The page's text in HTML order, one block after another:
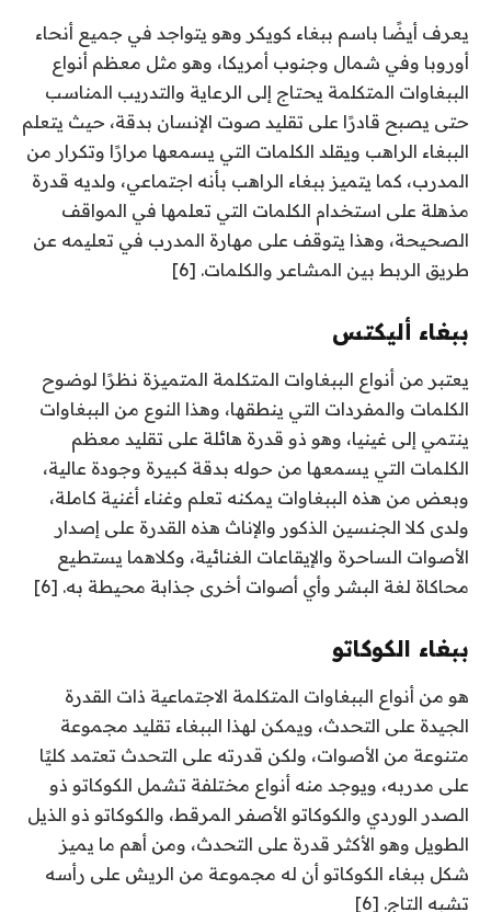
يعرف أيضًا باسم ببغاء كويكر وهو يتواجد في جميع أنحاء
أوروبا وفي شمال وجنوب أمريكا، وهو مثل معظم أنواع
الببغاوات المتكلمة يحتاج إلى الرعاية والتدريب المناسب
حتى يصبح قادرًا على تقليد صوت الإنسان بدقة، حيث يتعلم
الببغاء الراهب ويقلد الكلمات التي يسمعها مرارًا وتكرار من
المدرب، كما يتميز ببغاء الراهب بأنه اجتماعي، ولديه قدرة
مذهلة على استخدام الكلمات التي تعلمها في المواقف
الصحيحة، وهذا يتوقف على مهارة المدرب في تعليمه عن
طريق الربط بين المشاعر والكلمات. [6]
ببغاء أليكتس
يعتبر من أنواع الببغاوات المتكلمة المتميزة نظرًا لوضوح
الكلمات والمفردات التي ينطقها، وهذا النوع من الببغاوات
ينتمي إلى غينيا، وهو ذو قدرة هائلة على تقليد معظم
الكلمات التي يسمعها من حوله بدقة كبيرة وجودة عالية،
وبعض من هذه الببغاوات يمكنه تعلم وغناء أغنية كاملة،
ولدى كلا الجنسين الذكور والإناث هذه القدرة على إصدار
الأصوات الساحرة والإيقاعات الغنائية، وكلاهما يستطيع
محاكاة لغة البشر وأي أصوات أخرى جذابة محيطة به. [6]
ببغاء الكوكاتو
هو من أنواع الببغاوات المتكلمة الاجتماعية ذات القدرة
الجيدة على التحدث، ويمكن لهذا الببغاء تقليد مجموعة
متنوعة من الأصوات، ولكن قدرته على التحدث تعتمد كليًا
على مدربه، ويوجد منه أنواع مختلفة تشمل الكوكاتو ذو
الصدر الوردي والكوكاتو الأصفر المرقط، والكوكاتو ذو الذيل
الطويل وهو الأكثر قدرة على التحدث، ومن أهم ما يميز
شكل ببغاء الكوكاتو أن له مجموعة من الريش على رأسه
تشبه التاج. [6]